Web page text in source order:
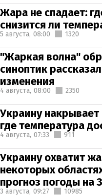
Жара не спадает:
снизится ли
5 августа, 08:00 1320
"Жаркая волна"
синоптик
изменения
4 августа, 08:00 2350
Украину
где температура
4 августа, 07:33 911
Украину охватит
некоторых
прогноз погоды на
3 августа, 09:27 10985